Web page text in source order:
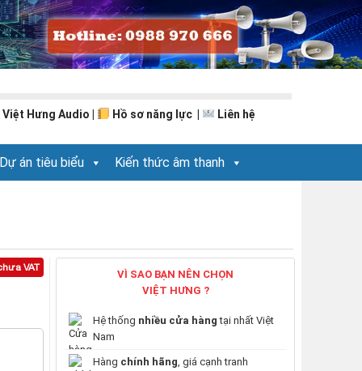
Việt Hưng Audio Hồ sơ năng lực Liên hệ
Dự án tiêu biểu Kiến thức âm thanh
VAT
VÌ SAO BẠN NÊN CHỌN
VIỆT HƯNG ?
Hệ thống nhiều cửa hàng tại nhất Việt
Nam
Hàng chính hãng , giá cạnh tranh